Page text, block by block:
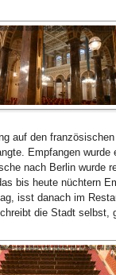
auf den
Empfangen
nach Berlin wurde
bis heute nüchtern
isst danach im
die Stadt selbst,